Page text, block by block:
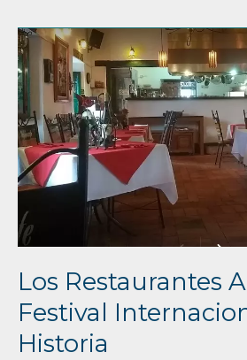
Los Restaurantes
Festival
Historia
Los
Restaurantes
Aliados
de
Festival
Internacional
de
Historia